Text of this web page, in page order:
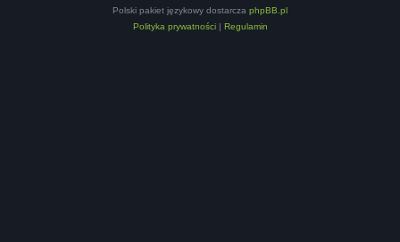
Polski pakiet językowy dostarcza phpBB.pl
Polityka prywatności| Regulamin